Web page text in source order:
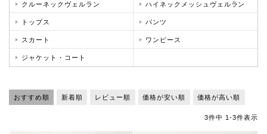
クルーネックヴェルラン ハイネックメッシュヴェルラン
トップス パンツ
スカート ワンピース
ジャケット・コート
おすすめ順 新着順 レビュー順 価格が安い順 価格が高い順
3件中 1-3件表示